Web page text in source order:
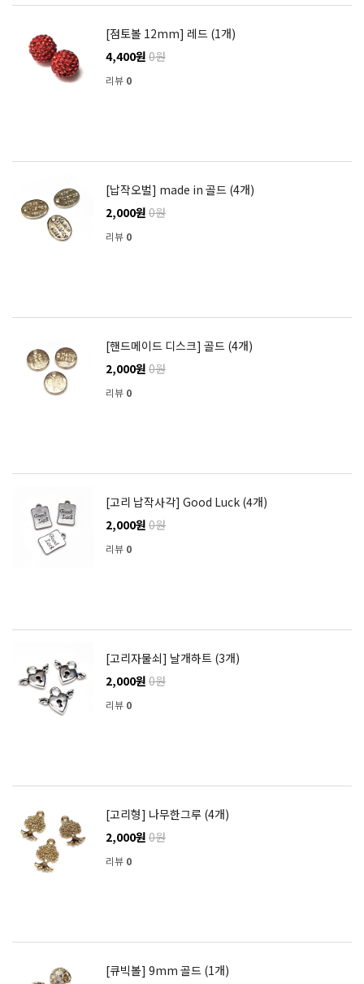
[점토볼 12mm] 레드 (1개)
4,400원 0원
리뷰 0
[납작오벌] made in 골드 (4개)
2,000원 0원
리뷰 0
[핸드메이드 디스크] 골드 (4개)
2,000원 0원
리뷰 0
[고리 납작사각] Good Luck (4개)
2,000원 0원
리뷰 0
[고리자물쇠] 날개하트 (3개)
2,000원 0원
리뷰 0
[고리형] 나무한그루 (4개)
2,000원 0원
리뷰 0
[큐빅볼] 9mm 골드 (1개)